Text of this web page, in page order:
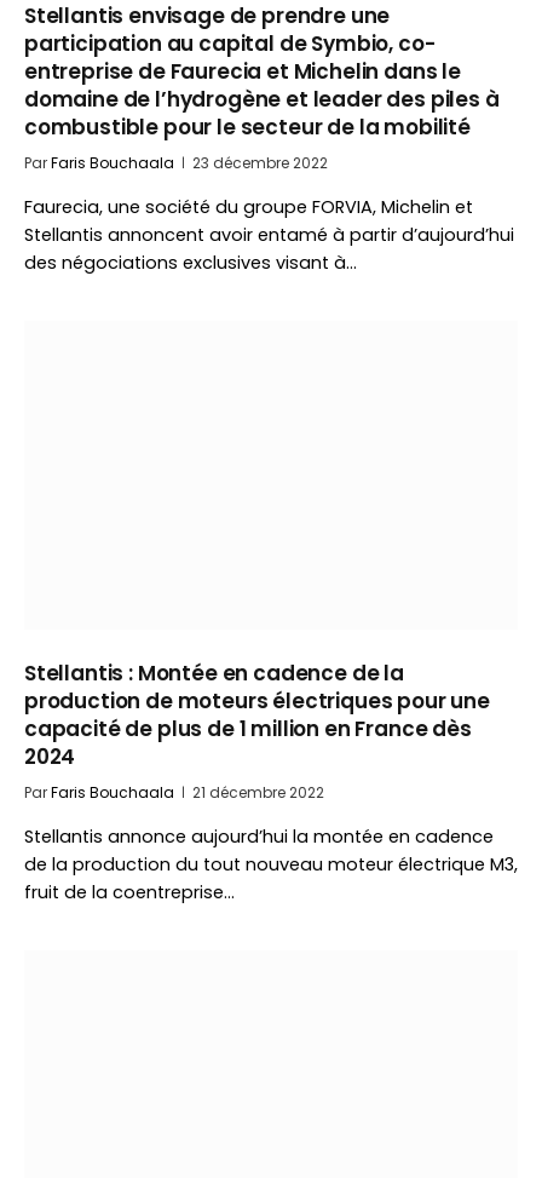
Stellantis envisage de prendre une
participation au capital de Symbio, co-
entreprise de Faurecia et Michelin dans le
domaine de l’hydrogène et leader des piles à
combustible pour le secteur de la mobilité
ParFaris Bouchaala 23 décembre 2022
Faurecia, une société du groupe FORVIA, Michelin et
Stellantis annoncent avoir entamé à partir d’aujourd’hui
des négociations exclusives visant à…
Stellantis : Montée en cadence de la
production de moteurs électriques pour une
capacité de plus de 1 million en France dès
2024
ParFaris Bouchaala 21 décembre 2022
Stellantis annonce aujourd’hui la montée en cadence
de la production du tout nouveau moteur électrique M3,
fruit de la coentreprise…